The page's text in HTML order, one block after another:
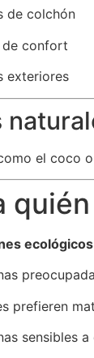
de colchón
de confort
exteriores
el coco
ecológicos
prefieren
sensibles